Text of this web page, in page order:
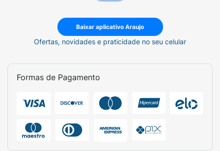
Baixar aplicativo Araujo
Ofertas, novidades e praticidade no seu celular
Formas de Pagamento